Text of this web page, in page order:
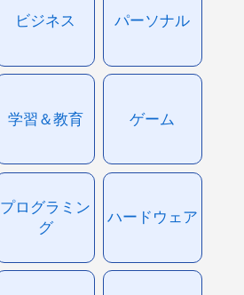
ビジネス パーソナル
学習＆教育 ゲーム
プログラミン
グ
ハードウェア